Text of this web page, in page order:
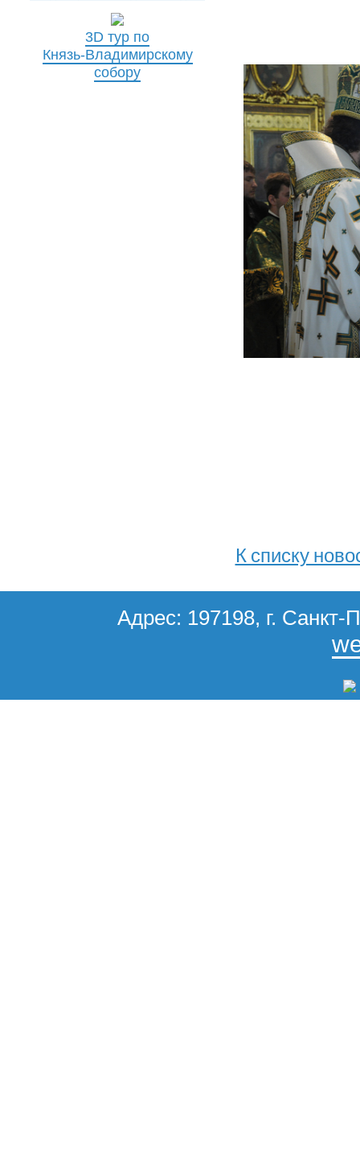
3D тур по
Князь-Владимирскому
собору
К списку
Адрес: 197198, г. Санкт-